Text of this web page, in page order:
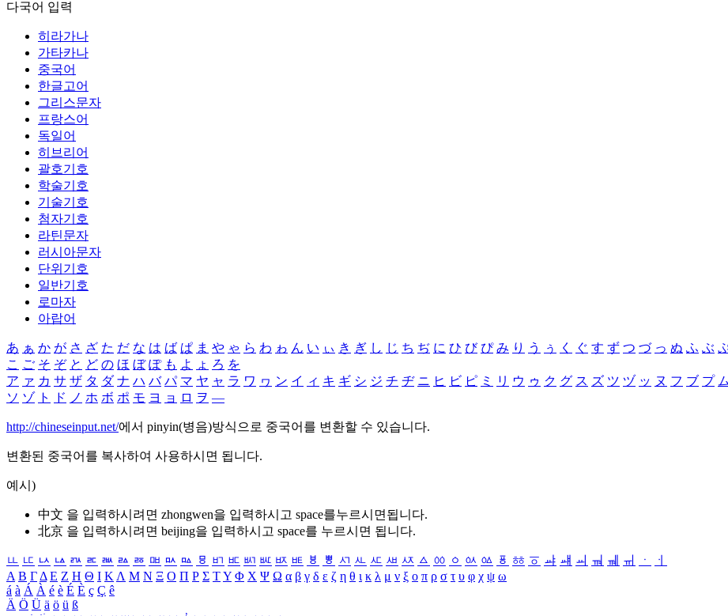
다국어 입력
히라가나
가타카나
중국어
한글고어
그리스문자
프랑스어
독일어
히브리어
괄호기호
학술기호
기술기호
첨자기호
라틴문자
러시아문자
단위기호
일반기호
로마자
아랍어
あ ぁ か が さ ざ た だ な は ば ぱ ま や ゃ ら わ ゎ ん い ぃ き ぎ し じ ち ぢ に ひ び ぴ み り う ぅ く ぐ す ず つ づ っ ぬ ふ ぶ
こ ご そ ぞ と ど の ほ ぼ ぽ も よ ょ ろ を
ア ァ カ サ ザ タ ダ ナ ハ バ パ マ ヤ ャ ラ ワ ヮ ン イ ィ キ ギ シ ジ チ ヂ ニ ヒ ビ ピ ミ リ ウ ゥ ク グ ス ズ ツ ヅ ッ ヌ フ ブ プ
ソ ゾ ト ド ノ ホ ボ ポ モ ヨ ョ ロ ヲ ―
http://chineseinput.net/에서 pinyin(병음)방식으로 중국어를 변환할 수 있습니다.
변환된 중국어를 복사하여 사용하시면 됩니다.
예시)
中文 을 입력하시려면 zhongwen을 입력하시고 space를누르시면됩니다.
北京 을 입력하시려면 beijing을 입력하시고 space를 누르시면 됩니다.
ㅥ ㅦ ㅧ ㅨ ㅩ ㅪ ㅫ ㅬ ㅭ ㅮ ㅯ ㅰ ㅱ ㅲ ㅳ ㅴ ㅵ ㅶ ㅷ ㅸ ㅹ ㅺ ㅻ ㅼ ㅽ ㅾ ㅿ ㆀ ㆁ ㆂ ㆃ ㆄ ㆅ ㆆ ㆇ ㆈ ㆉ ㆊ ㆋ ㆌ ㆍ
ㆎ
Α Β ΓΔ Ε Ζ Η Θ Ι ΚΛ Μ Ν Ξ Ο Π Ρ Σ ΤΥ Φ Χ Ψ Ω α β γ δ ε ζ η θ ι κ λ μ ν ξ ο π ρ σ τ υ φ χ ψ ω
á à Á À é è É È ç Ç ê
Ä Ö Ü ä ö ü ß